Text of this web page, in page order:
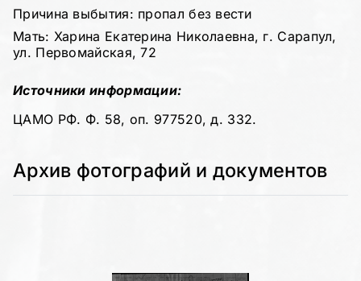
Причина выбытия: пропал без вести
Мать: Харина Екатерина Николаевна, г. Сарапул,
ул. Первомайская, 72
Источники информации:
ЦАМО РФ. Ф. 58, оп. 977520, д. 332.
Архив фотографий и документов